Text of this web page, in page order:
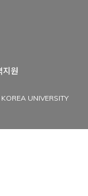
지원
UNIVERSITY